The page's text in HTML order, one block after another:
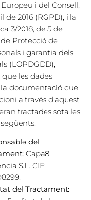
i del Consell,
de 2016 (RGPD), i la
3/2018, de 5 de
Protecció de
i garantia dels
(LOPDGDD),
que les dades
la documentació que
a través d’aquest
tractades sota les
del
Capa8
S.L. CIF:
del Tractament: